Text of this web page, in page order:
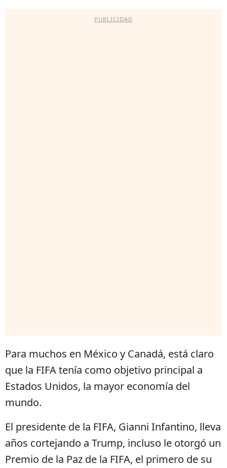
PUBLICIDAD
Para muchos en México y Canadá, está claro
que la FIFA tenía como objetivo principal a
Estados Unidos, la mayor economía del
mundo.
El presidente de la FIFA, Gianni Infantino, lleva
años cortejando a Trump, incluso le otorgó un
Premio de la Paz de la FIFA, el primero de su